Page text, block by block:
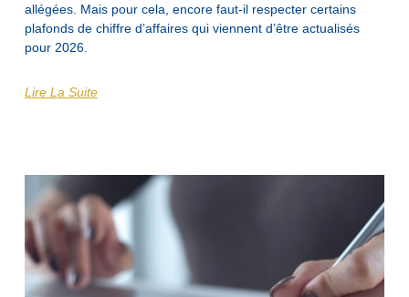
allégées. Mais pour cela, encore faut-il respecter certains
plafonds de chiffre d’affaires qui viennent d’être actualisés
pour 2026.
Lire La Suite